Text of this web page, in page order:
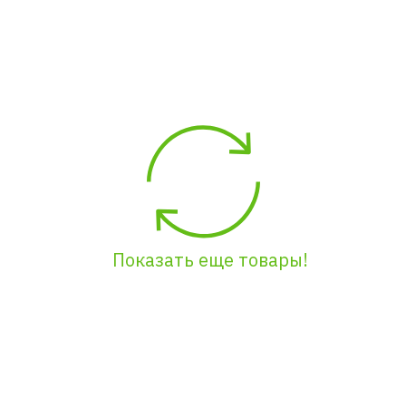
Показать еще товары!